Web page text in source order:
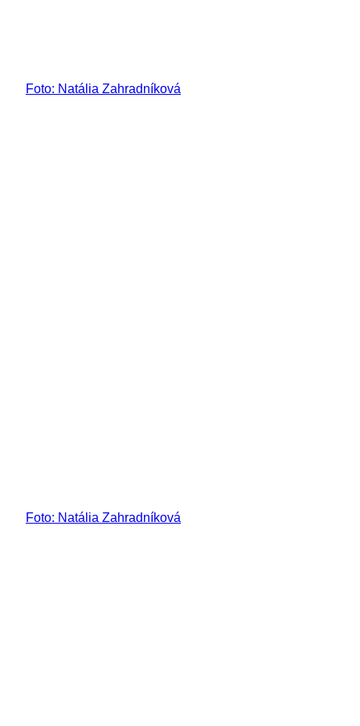
Foto: Natália Zahradníková
Foto: Natália Zahradníková